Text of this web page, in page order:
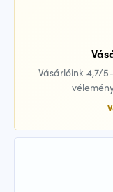
Vásárlóink 4,7/